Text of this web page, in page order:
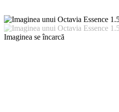
Imaginea se încarcă